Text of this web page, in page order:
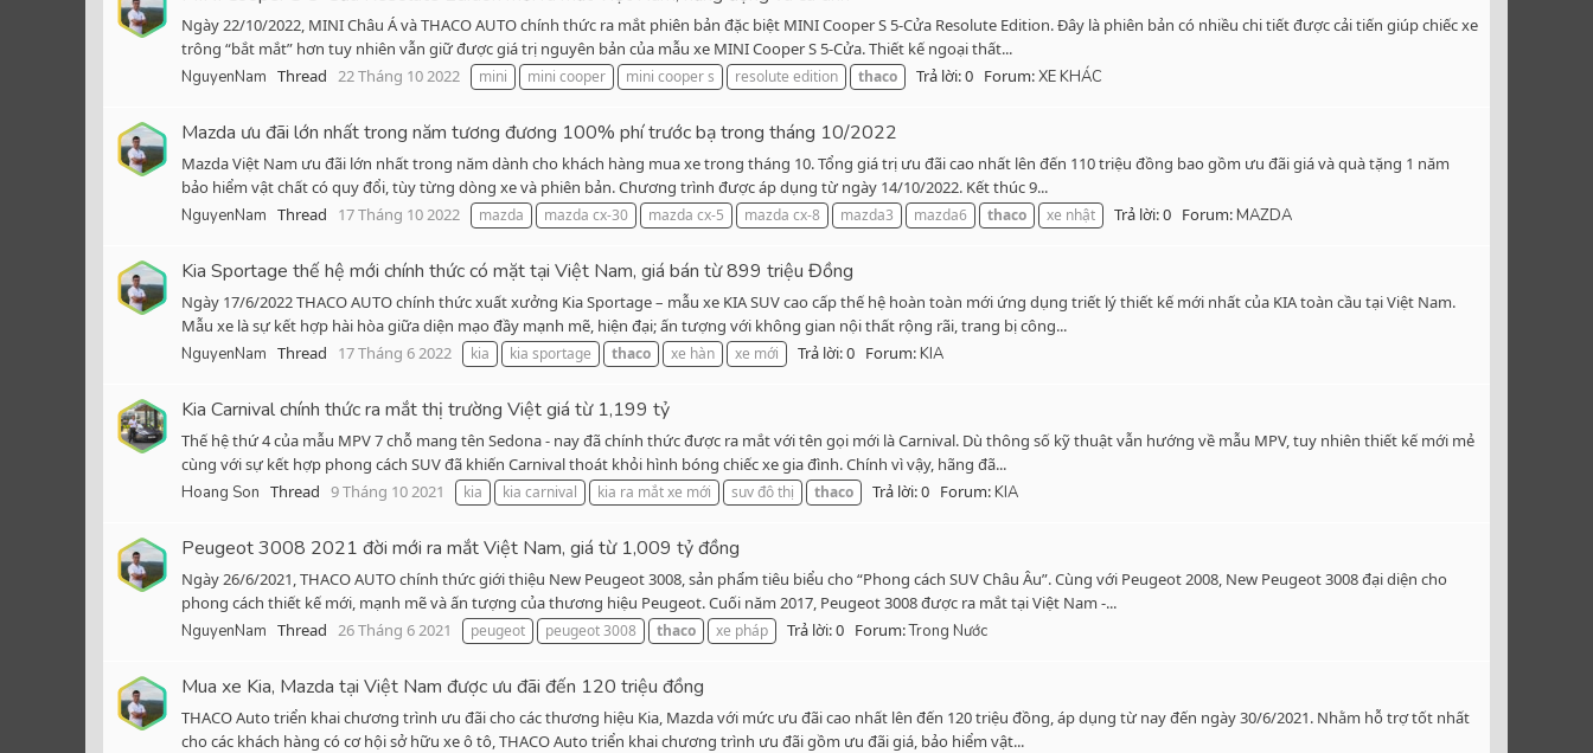
Ngày 22/10/2022, MINI Châu Á và THACO AUTO chính thức ra mắt phiên bản đặc biệt MINI Cooper S 5-Cửa Resolute Edition. Đây là phiên bản có nhiều chi tiết được cải tiến giúp chiếc xe
trông “bắt mắt” hơn tuy nhiên vẫn giữ được giá trị nguyên bản của mẫu xe MINI Cooper S 5-Cửa. Thiết kế ngoại thất...
NguyenNam Thread 22 Tháng 10 2022 mini mini cooper mini cooper s resolute edition thaco Trả lời: 0 Forum:XE KHÁC
Mazda ưu đãi lớn nhất trong năm tương đương 100% phí trước bạ trong tháng 10/2022
Mazda Việt Nam ưu đãi lớn nhất trong năm dành cho khách hàng mua xe trong tháng 10. Tổng giá trị ưu đãi cao nhất lên đến 110 triệu đồng bao gồm ưu đãi giá và quà tặng 1 năm
bảo hiểm vật chất có quy đổi, tùy từng dòng xe và phiên bản. Chương trình được áp dụng từ ngày 14/10/2022. Kết thúc 9...
NguyenNam Thread 17 Tháng 10 2022 mazda mazda cx-30 mazda cx-5 mazda cx-8 mazda3 mazda6 thaco xe nhật Trả lời: 0 Forum:MAZDA
Kia Sportage thế hệ mới chính thức có mặt tại Việt Nam, giá bán từ 899 triệu Đồng
Ngày 17/6/2022 THACO AUTO chính thức xuất xưởng Kia Sportage – mẫu xe KIA SUV cao cấp thế hệ hoàn toàn mới ứng dụng triết lý thiết kế mới nhất của KIA toàn cầu tại Việt Nam.
Mẫu xe là sự kết hợp hài hòa giữa diện mạo đầy mạnh mẽ, hiện đại; ấn tượng với không gian nội thất rộng rãi, trang bị công...
NguyenNam Thread 17 Tháng 6 2022 kia kia sportage thaco xe hàn xe mới Trả lời: 0 Forum:KIA
Kia Carnival chính thức ra mắt thị trường Việt giá từ 1,199 tỷ
Thế hệ thứ 4 của mẫu MPV 7 chỗ mang tên Sedona - nay đã chính thức được ra mắt với tên gọi mới là Carnival. Dù thông số kỹ thuật vẫn hướng về mẫu MPV, tuy nhiên thiết kế mới mẻ
cùng với sự kết hợp phong cách SUV đã khiến Carnival thoát khỏi hình bóng chiếc xe gia đình. Chính vì vậy, hãng đã...
Hoang Son Thread 9 Tháng 10 2021 kia kia carnival kia ra mắt xe mới suv đô thị thaco Trả lời: 0 Forum:KIA
Peugeot 3008 2021 đời mới ra mắt Việt Nam, giá từ 1,009 tỷ đồng
Ngày 26/6/2021, THACO AUTO chính thức giới thiệu New Peugeot 3008, sản phẩm tiêu biểu cho “Phong cách SUV Châu Âu”. Cùng với Peugeot 2008, New Peugeot 3008 đại diện cho
phong cách thiết kế mới, mạnh mẽ và ấn tượng của thương hiệu Peugeot. Cuối năm 2017, Peugeot 3008 được ra mắt tại Việt Nam -...
NguyenNam Thread 26 Tháng 6 2021 peugeot peugeot 3008 thaco xe pháp Trả lời: 0 Forum:Trong Nước
Mua xe Kia, Mazda tại Việt Nam được ưu đãi đến 120 triệu đồng
THACO Auto triển khai chương trình ưu đãi cho các thương hiệu Kia, Mazda với mức ưu đãi cao nhất lên đến 120 triệu đồng, áp dụng từ nay đến ngày 30/6/2021. Nhằm hỗ trợ tốt nhất
cho các khách hàng có cơ hội sở hữu xe ô tô, THACO Auto triển khai chương trình ưu đãi gồm ưu đãi giá, bảo hiểm vật...